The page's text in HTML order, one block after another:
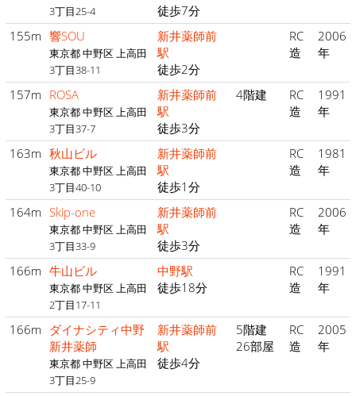
3丁目25-4
徒歩7分
155m 響SOU
東京都 中野区 上高田
3丁目38-11
新井薬師前
駅
徒歩2分
RC
造
2006
年
157m ROSA
東京都 中野区 上高田
3丁目37-7
新井薬師前
駅
徒歩3分
4階建
RC
造
1991
年
163m 秋山ビル
東京都 中野区 上高田
3丁目40-10
新井薬師前
駅
徒歩1分
RC
造
1981
年
164m Skip-one
東京都 中野区 上高田
3丁目33-9
新井薬師前
駅
徒歩3分
RC
造
2006
年
166m 牛山ビル
東京都 中野区 上高田
2丁目17-11
中野駅
徒歩18分
RC
造
1991
年
166m
ダイナシティ中野
新井薬師
東京都 中野区 上高田
3丁目25-9
新井薬師前
駅
徒歩4分
5階建
26部屋
RC
造
2005
年